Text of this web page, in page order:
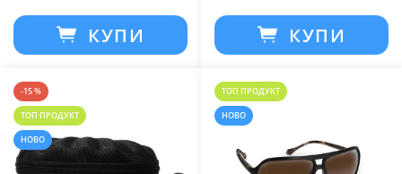
КУПИ КУПИ
-15 %
ТОП ПРОДУКТ
НОВО
ТОП ПРОДУКТ
НОВО